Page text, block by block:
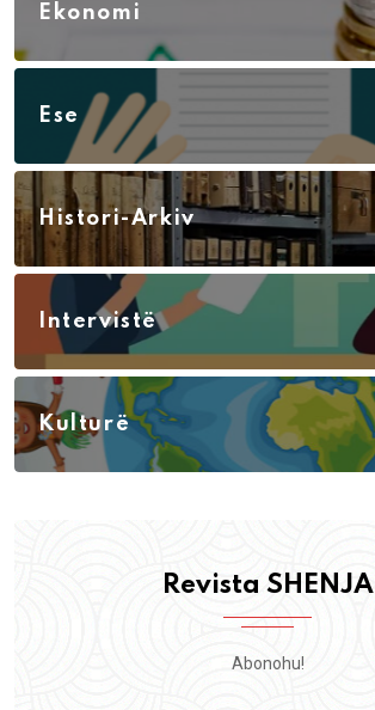
Ekonomi
Ese
Histori-Arkiv
Intervistë
Kulturë
Revista SHENJA
Abonohu!